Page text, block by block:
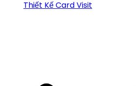
Thiết Kế Card Visit